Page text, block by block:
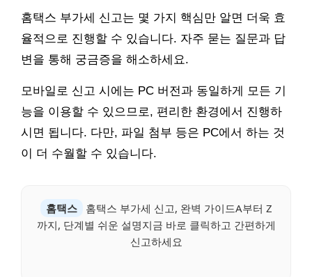
홈택스 부가세 신고는 몇 가지 핵심만 알면 더욱 효
율적으로 진행할 수 있습니다. 자주 묻는 질문과 답
변을 통해 궁금증을 해소하세요.
모바일로 신고 시에는 PC 버전과 동일하게 모든 기
능을 이용할 수 있으므로, 편리한 환경에서 진행하
시면 됩니다. 다만, 파일 첨부 등은 PC에서 하는 것
이 더 수월할 수 있습니다.
홈택스
홈택스 부가세 신고, 완벽 가이드A부터 Z
까지, 단계별 쉬운 설명지금 바로 클릭하고 간편하게
신고하세요